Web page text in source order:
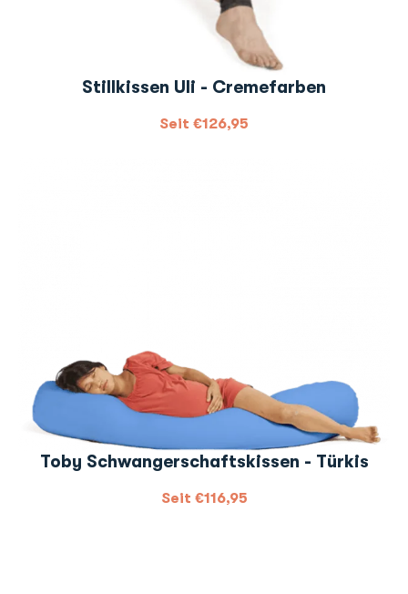
Stillkissen Uli - Cremefarben
Seit €126,95
Toby Schwangerschaftskissen - Türkis
Seit €116,95